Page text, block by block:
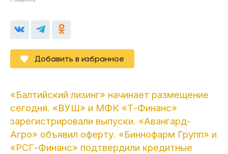
Добавить в избранное
«Балтийский лизинг» начинает размещение
сегодня. «ВУШ» и МФК «Т-Финанс»
зарегистрировали выпуски. «Авангард-
Агро» объявил оферту. «Биннофарм Групп» и
«РСГ-Финанс» подтвердили кредитные